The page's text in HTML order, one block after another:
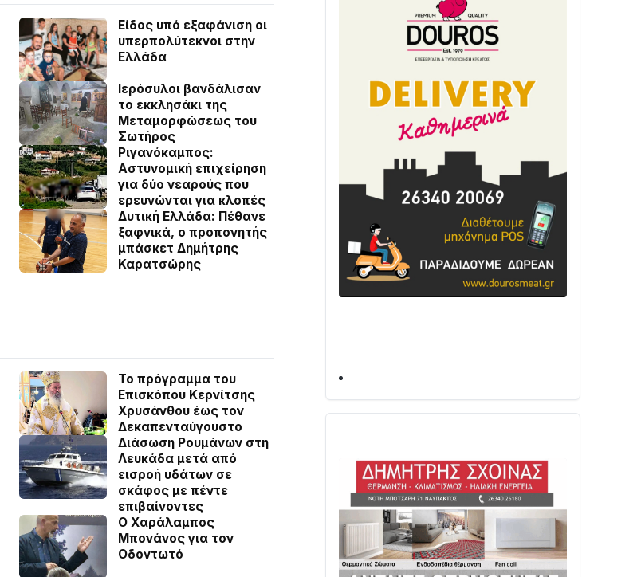
Είδος υπό εξαφάνιση οι
υπερπολύτεκνοι στην
Ελλάδα
Ιερόσυλοι βανδάλισαν
το εκκλησάκι της
Μεταμορφώσεως του
Σωτήρος
Ριγανόκαμπος:
Αστυνομική επιχείρηση
για δύο νεαρούς που
ερευνώνται για κλοπές
Δυτική Ελλάδα: Πέθανε
ξαφνικά, ο προπονητής
μπάσκετ Δημήτρης
Καρατσώρης
Το πρόγραμμα του
Επισκόπου Κερνίτσης
Χρυσάνθου έως τον
Δεκαπενταύγουστο
Διάσωση Ρουμάνων στη
Λευκάδα μετά από
εισροή υδάτων σε
σκάφος με πέντε
επιβαίνοντες
Ο Χαράλαμπος
Μπονάνος για τον
Οδοντωτό